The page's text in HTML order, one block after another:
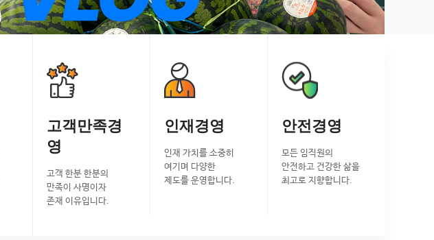
고객만족경
영
고객 한분 한분의
만족이 사명이자
존재 이유입니다.
인재경영
인재 가치를 소중히
여기며 다양한
제도를 운영합니다.
안전경영
모든 임직원의
안전하고 건강한 삶을
최고로 지향합니다.